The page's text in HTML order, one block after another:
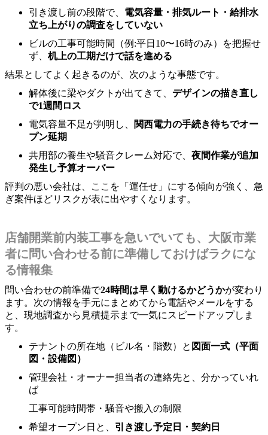
引き渡し前の段階で、 電気容量・排気ルート・給排水
立ち上がりの調査をしていない
ビルの工事可能時間（例:平日10〜16時のみ）を把握せ
ず、 机上の工期だけで話を進める
結果としてよく起きるのが、次のような事態です。
解体後に梁やダクトが出てきて、 デザインの描き直し
で1週間ロス
電気容量不足が判明し、
関西電力の手続き待ちでオー
プン延期
共用部の養生や騒音クレーム対応で、 夜間作業が追加
発生し予算オーバー
評判の悪い会社は、ここを「運任せ」にする傾向が強く、急
ぎ案件ほどリスクが表に出やすくなります。
店舗開業前内装工事を急いでいても、大阪市業
者に問い合わせる前に準備しておけばラクにな
る情報集
問い合わせの前準備で24時間は早く動けるかどうかが変わり
ます。次の情報を手元にまとめてから電話やメールをする
と、現地調査から見積提示まで一気にスピードアップしま
す。
テナントの所在地（ビル名・階数）と 図面一式（平面
図・設備図）
管理会社・オーナー担当者の連絡先と、分かっていれ
ば
工事可能時間帯・騒音や搬入の制限
希望オープン日と、 引き渡し予定日・契約日